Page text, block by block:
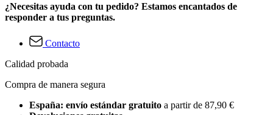
¿Necesitas ayuda con tu pedido? Estamos encantados de
responder a tus preguntas.
Contacto
Calidad probada
Compra de manera segura
España: envío estándar gratuito a partir de 87,90 €